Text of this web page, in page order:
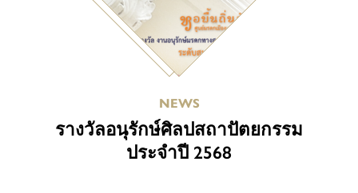
NEWS
รางวัลอนุรักษ์ศิลปสถาปัตยกรรม
ประจำปี 2568